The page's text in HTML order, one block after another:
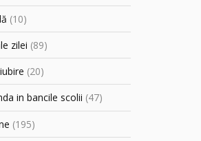
(10)
zilei (89)
(20)
in bancile scolii (47)
(195)